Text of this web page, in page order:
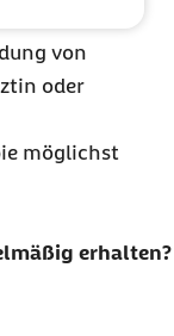
von
oder
möglichst
erhalten?